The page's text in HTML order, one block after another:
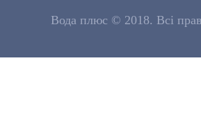
Вода плюс © 2018. Всі